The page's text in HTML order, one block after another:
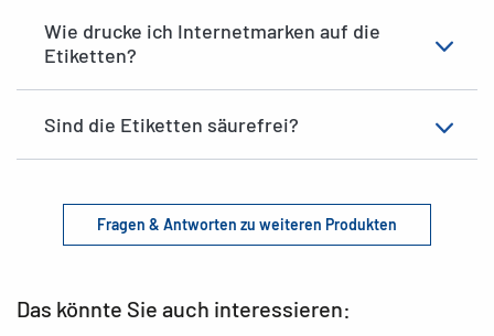
Wie drucke ich Internetmarken auf die
Etiketten?
Sind die Etiketten säurefrei?
Fragen & Antworten zu weiteren Produkten
Das könnte Sie auch interessieren: